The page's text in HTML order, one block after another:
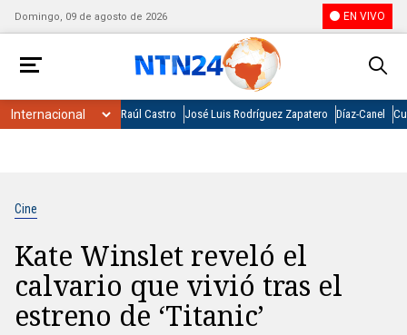
Domingo, 09 de agosto de 2026 EN VIVO
Raúl Castro José Luis Rodríguez Zapatero Díaz-Canel
Cine
Kate Winslet reveló el
calvario que vivió tras el
estreno de ‘Titanic’